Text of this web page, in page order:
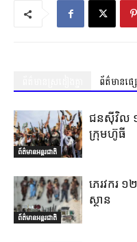
ព័ត៌មានផ្
ព័ត៌មានអន្តរជាតិ
ជនស៊ីវិល ១
ក្រុមហ៊ូធី
ព័ត៌មានអន្តរជាតិ
ភេរវករ ១
ស្ថាន